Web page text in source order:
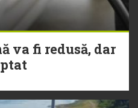
va fi redusă, dar